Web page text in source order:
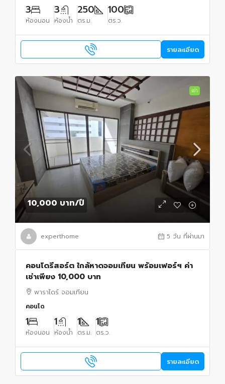
3
ห้องนอน
3
ห้องน้ำ
250
ตร.ม.
100
ตร.ว.
รายละเอียด
เช่า
10,000 บาท/ปี
experthome 5 วัน ที่ผ่านมา
คอนโดรีสอร์ต ใกล้หาดจอมเทียน พร้อมเฟอร์ฯ ค่า
เช่าเพียง 10,000 บาท
พาราไดร์ จอมเทียน
คอนโด
1
ห้องนอน
1
ห้องน้ำ
1
ตร.ม.
1
ตร.ว.
รายละเอียด